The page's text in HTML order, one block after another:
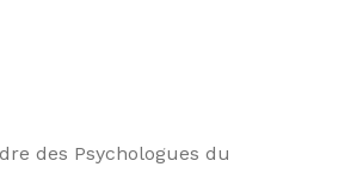
des Psychologues du